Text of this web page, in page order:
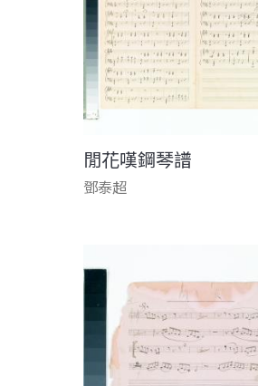
閒花嘆鋼琴譜
鄧泰超